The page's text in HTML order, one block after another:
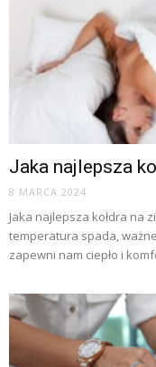
Jaka najlepsza
8 MARCA 2024
Jaka najlepsza kołdra na
temperatura spada,
zapewni nam ciepło i